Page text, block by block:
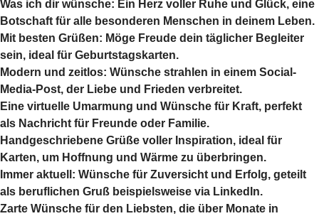
Was ich dir wünsche: Ein Herz voller Ruhe und Glück, eine
Botschaft für alle besonderen Menschen in deinem Leben.
Mit besten Grüßen: Möge Freude dein täglicher Begleiter
sein, ideal für Geburtstagskarten.
Modern und zeitlos: Wünsche strahlen in einem Social-
Media-Post, der Liebe und Frieden verbreitet.
Eine virtuelle Umarmung und Wünsche für Kraft, perfekt
als Nachricht für Freunde oder Familie.
Handgeschriebene Grüße voller Inspiration, ideal für
Karten, um Hoffnung und Wärme zu überbringen.
Immer aktuell: Wünsche für Zuversicht und Erfolg, geteilt
als beruflichen Gruß beispielsweise via LinkedIn.
Zarte Wünsche für den Liebsten, die über Monate in